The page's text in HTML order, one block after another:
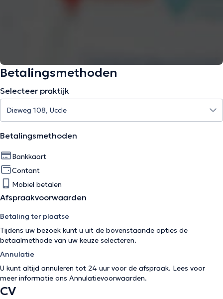
Betalingsmethoden
Selecteer praktijk
Betalingsmethoden
Bankkaart
Contant
Mobiel betalen
Afspraakvoorwaarden
Betaling ter plaatse
Tijdens uw bezoek kunt u uit de bovenstaande opties de
betaalmethode van uw keuze selecteren.
Annulatie
U kunt altijd annuleren tot 24 uur voor de afspraak. Lees voor
meer informatie ons Annulatievoorwaarden.
CV